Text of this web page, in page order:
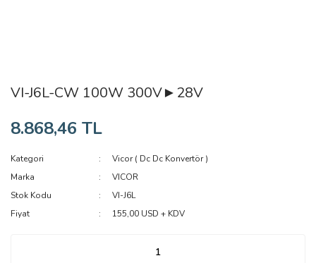
VI-J6L-CW 100W 300V►28V
8.868,46 TL
Kategori
Vicor ( Dc Dc Konvertör )
Marka
VICOR
Stok Kodu
VI-J6L
Fiyat
155,00 USD + KDV